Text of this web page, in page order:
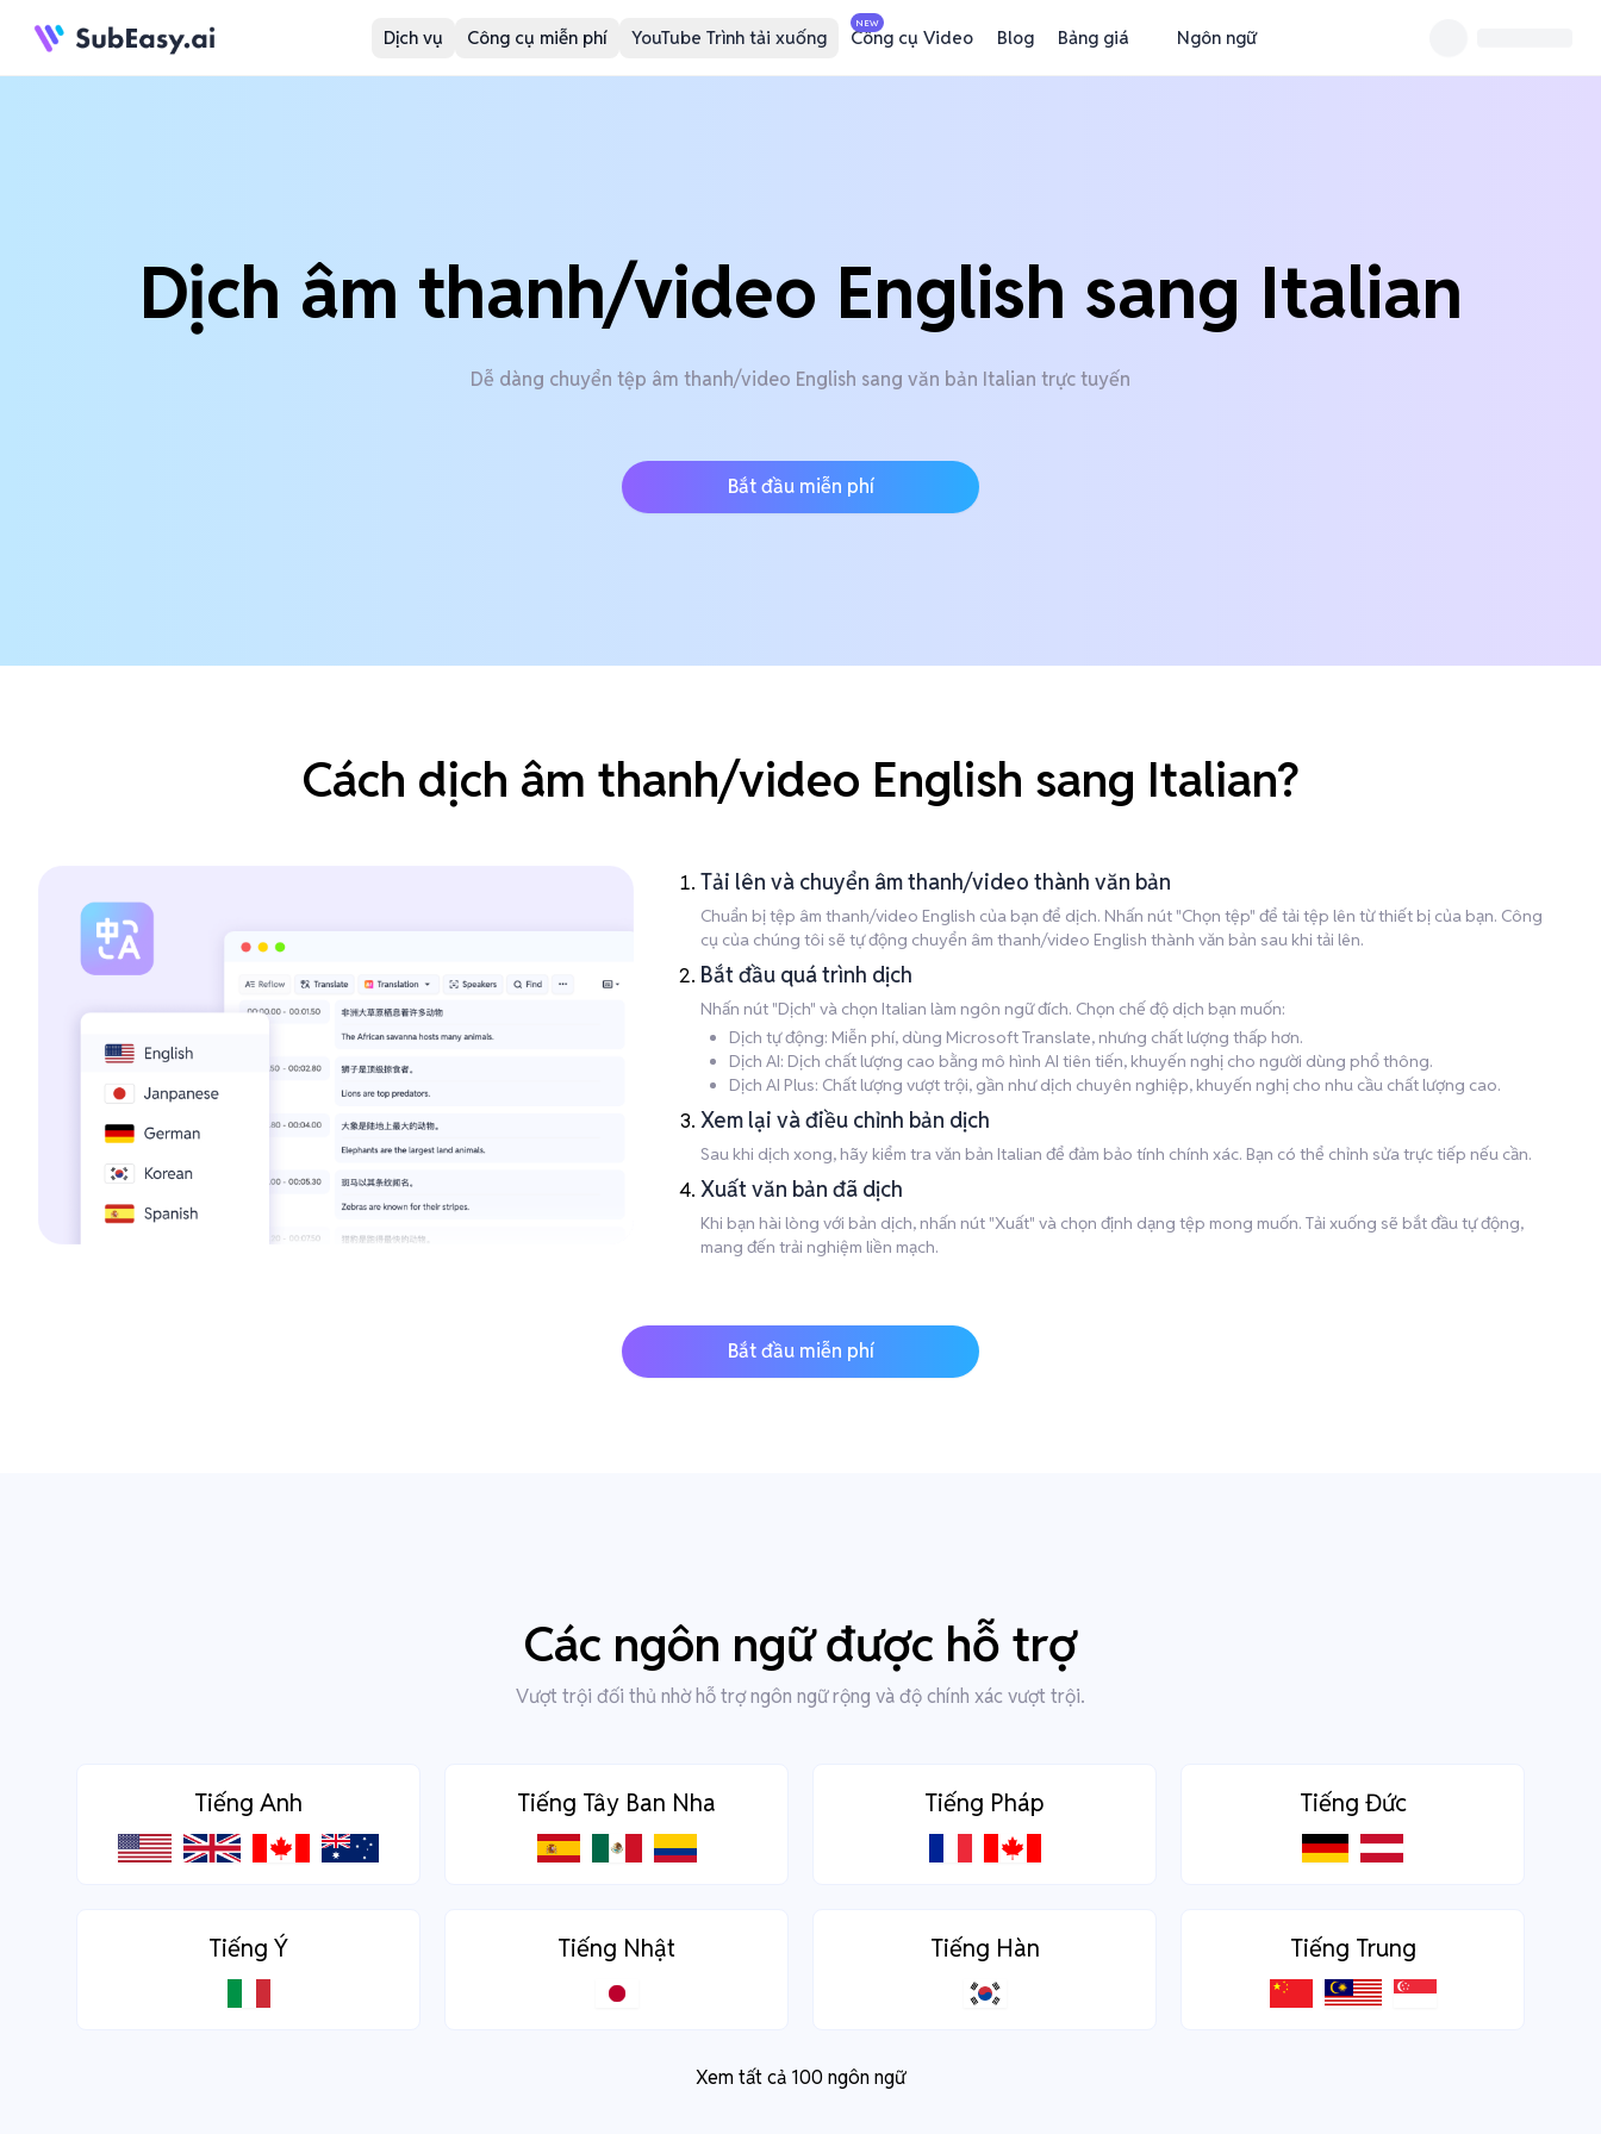
Dịch vụ Công cụ miễn phí YouTube Trình tải xuống
NEW
Công cụ Video Blog Bảng giá Ngôn ngữ
Dịch âm thanh/video English sang Italian
Dễ dàng chuyển tệp âm thanh/video English sang văn bản Italian trực tuyến
Bắt đầu miễn phí
Cách dịch âm thanh/video English sang Italian?
Tải lên và chuyển âm thanh/video thành văn bản
Chuẩn bị tệp âm thanh/video English của bạn để dịch. Nhấn nút "Chọn tệp" để tải tệp lên từ thiết bị của bạn. Công
cụ của chúng tôi sẽ tự động chuyển âm thanh/video English thành văn bản sau khi tải lên.
Bắt đầu quá trình dịch
Nhấn nút "Dịch" và chọn Italian làm ngôn ngữ đích. Chọn chế độ dịch bạn muốn:
Dịch tự động: Miễn phí, dùng Microsoft Translate, nhưng chất lượng thấp hơn.
Dịch AI: Dịch chất lượng cao bằng mô hình AI tiên tiến, khuyến nghị cho người dùng phổ thông.
Dịch AI Plus: Chất lượng vượt trội, gần như dịch chuyên nghiệp, khuyến nghị cho nhu cầu chất lượng cao.
Xem lại và điều chỉnh bản dịch
Sau khi dịch xong, hãy kiểm tra văn bản Italian để đảm bảo tính chính xác. Bạn có thể chỉnh sửa trực tiếp nếu cần.
Xuất văn bản đã dịch
Khi bạn hài lòng với bản dịch, nhấn nút "Xuất" và chọn định dạng tệp mong muốn. Tải xuống sẽ bắt đầu tự động,
mang đến trải nghiệm liền mạch.
Bắt đầu miễn phí
Các ngôn ngữ được hỗ trợ
Vượt trội đối thủ nhờ hỗ trợ ngôn ngữ rộng và độ chính xác vượt trội.
Tiếng Anh Tiếng Tây Ban Nha Tiếng Pháp Tiếng Đức
Tiếng Ý Tiếng Nhật Tiếng Hàn Tiếng Trung
Xem tất cả 100 ngôn ngữ